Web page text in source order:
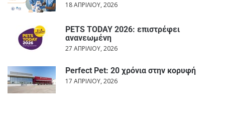
18 ΑΠΡΙΛΊΟΥ, 2026
PETS TODAY 2026: επιστρέφει
ανανεωμένη
27 ΑΠΡΙΛΊΟΥ, 2026
Perfect Pet: 20 χρόνια στην κορυφή
17 ΑΠΡΙΛΊΟΥ, 2026